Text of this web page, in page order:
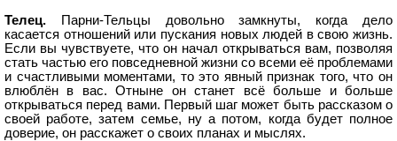
Телец. Парни-Тельцы довольно замкнуты, когда дело
касается отношений или пускания новых людей в свою жизнь.
Если вы чувствуете, что он начал открываться вам, позволяя
стать частью его повседневной жизни со всеми её проблемами
и счастливыми моментами, то это явный признак того, что он
влюблён в вас. Отныне он станет всё больше и больше
открываться перед вами. Первый шаг может быть рассказом о
своей работе, затем семье, ну а потом, когда будет полное
доверие, он расскажет о своих планах и мыслях.